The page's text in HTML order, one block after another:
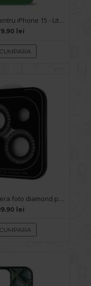
Husa spate pentru iPhone 15 - Lito Case Verde
lei
CUMPARA
Protectie camera foto diamond pentru iPhone 15
lei
CUMPARA